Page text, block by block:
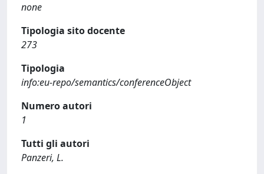
none
Tipologia sito docente
273
Tipologia
info:eu-repo/semantics/conferenceObject
Numero autori
1
Tutti gli autori
Panzeri, L.